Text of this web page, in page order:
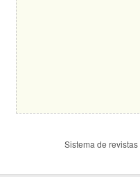
Sistema de